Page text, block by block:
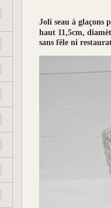
Joli seau à glaçons
haut 11,5cm,
sans fêle ni